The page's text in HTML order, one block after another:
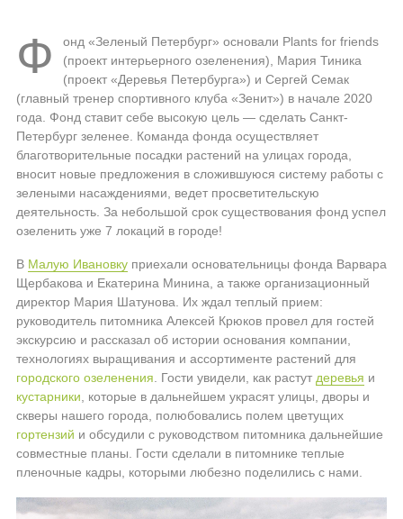
Ф
онд «Зеленый Петербург» основали Plants for friends
(проект интерьерного озеленения), Мария Тиника
(проект «Деревья Петербурга») и Сергей Семак
(главный тренер спортивного клуба «Зенит») в начале 2020
года. Фонд ставит себе высокую цель — сделать Санкт-
Петербург зеленее. Команда фонда осуществляет
благотворительные посадки растений на улицах города,
вносит новые предложения в сложившуюся систему работы с
зелеными насаждениями, ведет просветительскую
деятельность. За небольшой срок существования фонд успел
озеленить уже 7 локаций в городе!
В Малую Ивановку приехали основательницы фонда Варвара
Щербакова и Екатерина Минина, а также организационный
директор Мария Шатунова. Их ждал теплый прием:
руководитель питомника Алексей Крюков провел для гостей
экскурсию и рассказал об истории основания компании,
технологиях выращивания и ассортименте растений для
городского озеленения. Гости увидели, как растут деревья и
кустарники, которые в дальнейшем украсят улицы, дворы и
скверы нашего города, полюбовались полем цветущих
гортензий и обсудили с руководством питомника дальнейшие
совместные планы. Гости сделали в питомнике теплые
пленочные кадры, которыми любезно поделились с нами.